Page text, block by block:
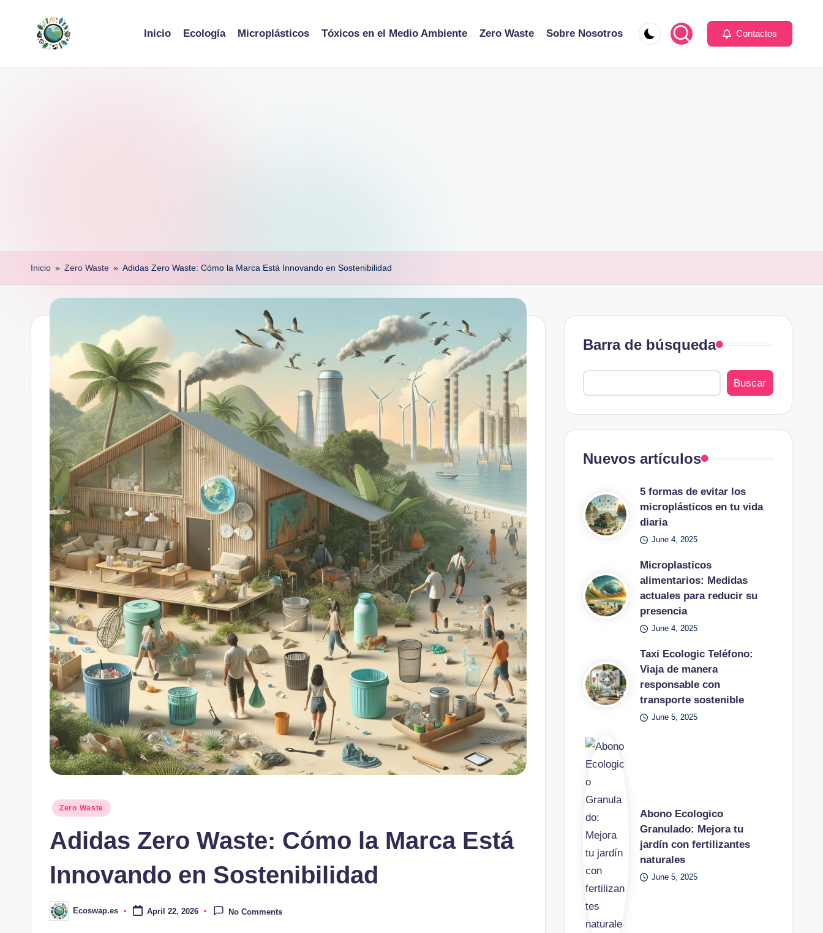
content
Inicio Ecología Microplásticos Tóxicos en el Medio Ambiente Zero Waste Sobre Nosotros Contactos
Inicio » Zero Waste » Adidas Zero Waste: Cómo la Marca Está Innovando en Sostenibilidad
Posted
Zero Waste
Adidas Zero Waste: Cómo la Marca Está
Innovando en Sostenibilidad
Posted
by
Ecoswap.es April 22, 2026 No Comments
Barra de búsqueda
Buscar
Nuevos artículos
5 formas de evitar los
microplásticos en tu vida
diaria
June 4, 2025
Microplasticos
alimentarios: Medidas
actuales para reducir su
presencia
June 4, 2025
Taxi Ecologic Teléfono:
Viaja de manera
responsable con
transporte sostenible
June 5, 2025
Abono Ecologico
Granulado: Mejora tu
jardín con fertilizantes
naturales
June 5, 2025